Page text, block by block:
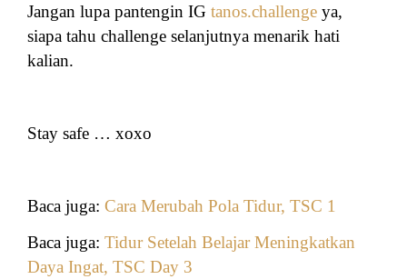
Jangan lupa pantengin IG tanos.challenge ya,
siapa tahu challenge selanjutnya menarik hati
kalian.
Stay safe … xoxo
Baca juga: Cara Merubah Pola Tidur, TSC 1
Baca juga: Tidur Setelah Belajar Meningkatkan
Daya Ingat, TSC Day 3